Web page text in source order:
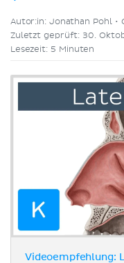
Autor:in: Jonathan Pohl •
Zuletzt geprüft: 30.
Lesezeit: 5 Minuten
Videoempfehlung: